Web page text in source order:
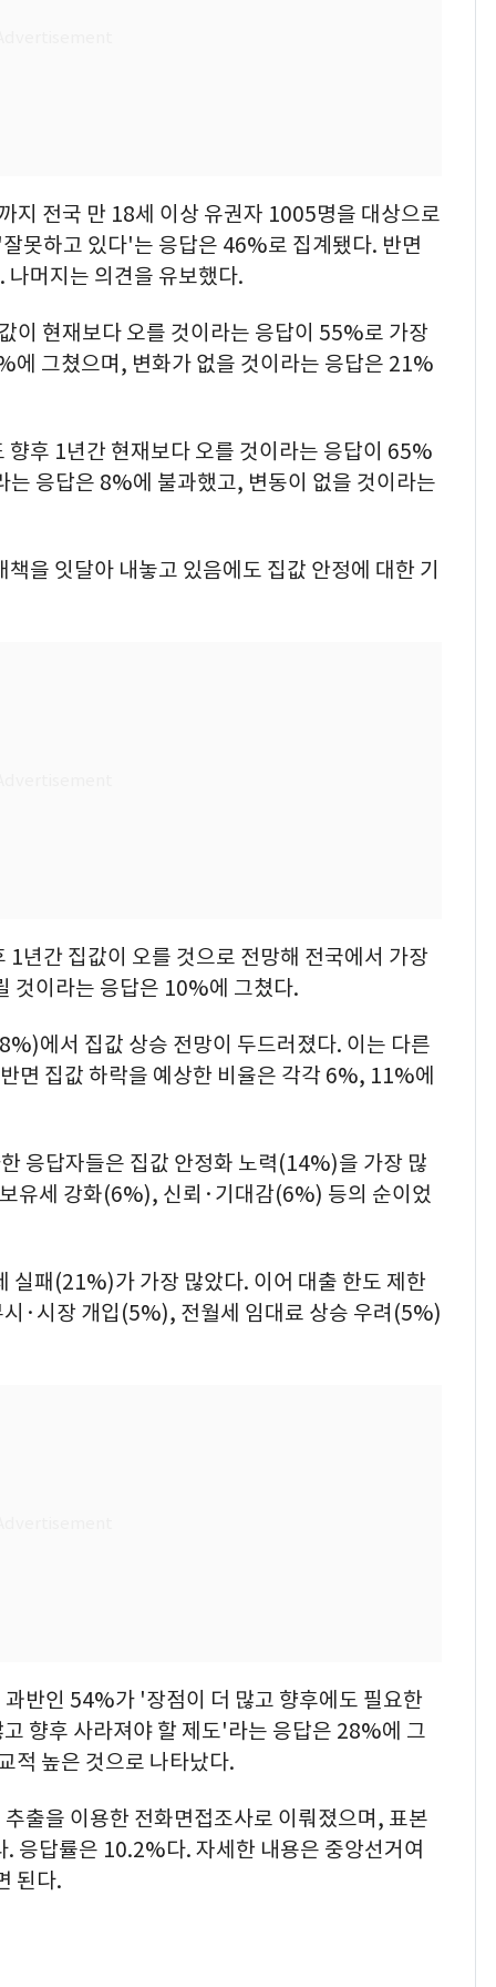
지 전국 만 18세 이상 유권자 1005명을 대상으로
못하고 있다'는 응답은 46%로 집계됐다. 반면
머지는 의견을 유보했다.
이 현재보다 오를 것이라는 응답이 55%로 가장
에 그쳤으며, 변화가 없을 것이라는 응답은 21%
후 1년간 현재보다 오를 것이라는 응답이 65%
응답은 8%에 불과했고, 변동이 없을 것이라는
을 잇달아 내놓고 있음에도 집값 안정에 대한 기
년간 집값이 오를 것으로 전망해 전국에서 가장
것이라는 응답은 10%에 그쳤다.
에서 집값 상승 전망이 두드러졌다. 이는 다른
면 집값 하락을 예상한 비율은 각각 6%, 11%에
응답자들은 집값 안정화 노력(14%)을 가장 많
유세 강화(6%), 신뢰·기대감(6%) 등의 순이었
실패(21%)가 가장 많았다. 이어 대출 한도 제한
·시장 개입(5%), 전월세 임대료 상승 우려(5%)
반인 54%가 '장점이 더 많고 향후에도 필요한
향후 사라져야 할 제도'라는 응답은 28%에 그
적 높은 것으로 나타났다.
출을 이용한 전화면접조사로 이뤄졌으며, 표본
답률은 10.2%다. 자세한 내용은 중앙선거여
된다.